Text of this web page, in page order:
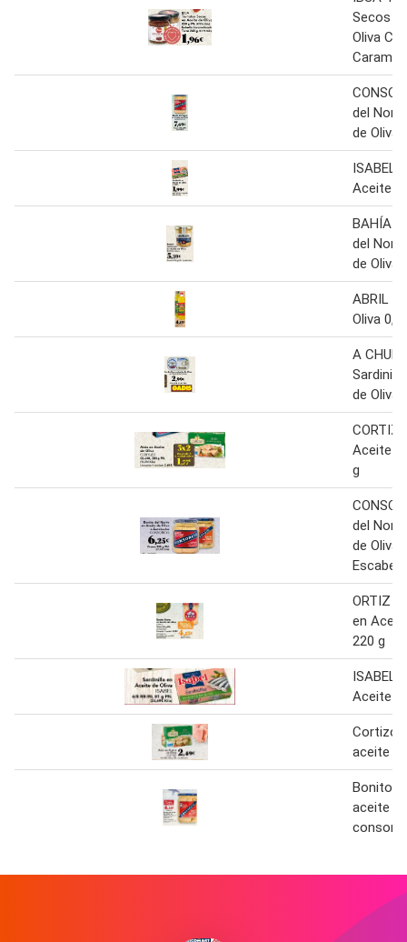
Secos
Oliva
del
de Oliva
ISABEL
Aceite
BAHÍA
del
de Oliva
ABRIL
Oliva
A
de Oliva
Aceite
g
del
de Oliva
ORTIZ
en
220 g
ISABEL
Aceite
Cortizo
aceite
Bonito
aceite